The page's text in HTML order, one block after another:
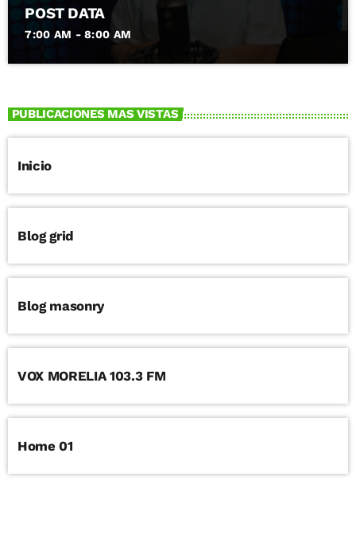
POST DATA
7:00 AM - 8:00 AM
PUBLICACIONES MAS VISTAS
Inicio
Blog grid
Blog masonry
VOX MORELIA 103.3 FM
Home 01